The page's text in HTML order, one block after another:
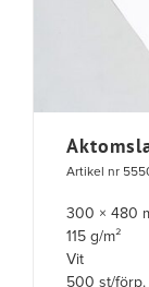
Artikel nr
300 × 480
115 g/m²
Vit
500 st/förp.